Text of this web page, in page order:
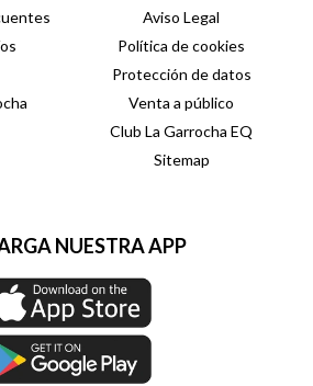
Aviso Legal
Política de cookies
Protección de datos
Venta a público
Club La Garrocha EQ
Sitemap
NUESTRA APP